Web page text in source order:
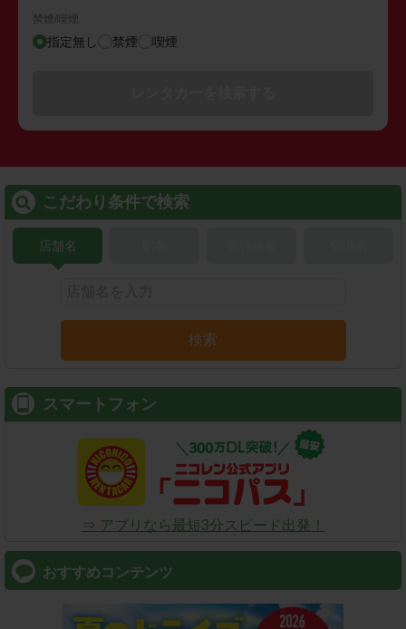
禁煙/喫煙
指定無し 禁煙 喫煙
こだわり条件で検索
店舗名
検索
スマートフォン
⇒ アプリなら最短3分スピード出発！
おすすめコンテンツ